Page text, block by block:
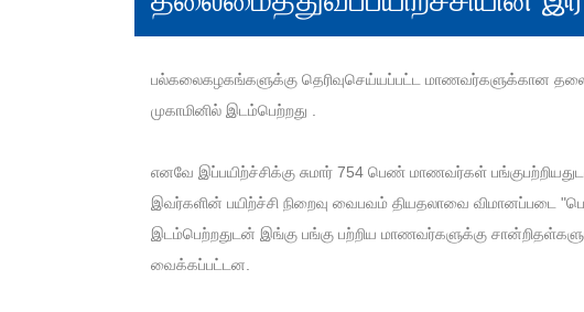
பல்கலைகழகங்களுக்கு தெரிவுசெய்யப்பட்ட மாணவர்களுக்கான
முகாமினில் இடம்பெற்றது .
எனவே இப்பயிற்ச்சிக்கு சுமார் 754 பெண் மாணவர்கள்
இவர்களின் பயிற்ச்சி நிறைவு வைபவம் தியதலாவை விமானப்படை
இடம்பெற்றதுடன் இங்கு பங்கு பற்றிய மாணவர்களுக்கு
வைக்கப்பட்டன.